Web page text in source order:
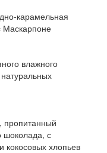
карамельная
Маскарпоне
влажного
пропитанный
шоколада, с
кокосовых хлопьев